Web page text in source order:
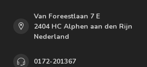
Van Foreestlaan 7 E
2404 HC Alphen aan den Rijn
Nederland
0172-201367